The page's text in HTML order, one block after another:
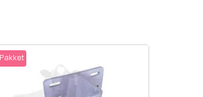
Pakket